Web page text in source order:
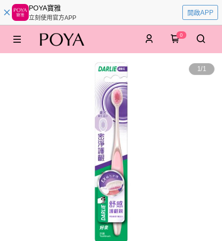
POYA寶雅
立刻使用官方APP
開啟APP
0
1/1